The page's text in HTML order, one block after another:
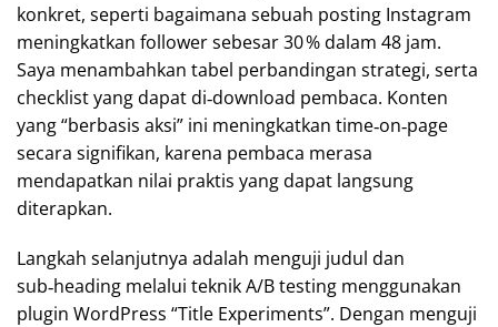
konkret, seperti bagaimana sebuah posting Instagram
meningkatkan follower sebesar 30 % dalam 48 jam.
Saya menambahkan tabel perbandingan strategi, serta
checklist yang dapat di‑download pembaca. Konten
yang “berbasis aksi” ini meningkatkan time‑on‑page
secara signifikan, karena pembaca merasa
mendapatkan nilai praktis yang dapat langsung
diterapkan.
Langkah selanjutnya adalah menguji judul dan
sub‑heading melalui teknik A/B testing menggunakan
plugin WordPress “Title Experiments”. Dengan menguji